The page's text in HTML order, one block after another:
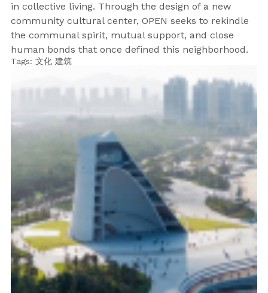
in collective living. Through the design of a new
community cultural center, OPEN seeks to rekindle
the communal spirit, mutual support, and close
human bonds that once defined this neighborhood.
Tags: 文化 建筑